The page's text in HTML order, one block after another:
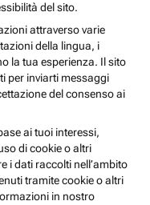
del sito.
attraverso varie
della lingua, i
la tua esperienza. Il sito
per inviarti messaggi
del consenso ai
ai tuoi interessi,
di cookie o altri
i dati raccolti nell’ambito
tramite cookie o altri
in nostro